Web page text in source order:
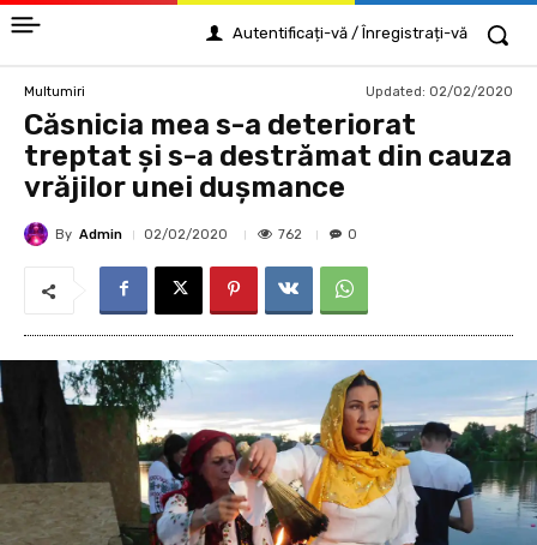
Autentificați-vă / Înregistrați-vă
Multumiri Updated: 02/02/2020
Căsnicia mea s-a deteriorat
treptat și s-a destrămat din cauza
vrăjilor unei dușmance
By Admin 02/02/2020 762 0